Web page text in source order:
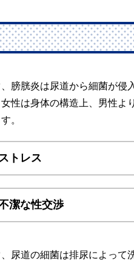
膀胱炎は尿道から細菌が侵
性は身体の構造上、男性よ
。
トレス
潔な性交渉
尿道の細菌は排尿によって